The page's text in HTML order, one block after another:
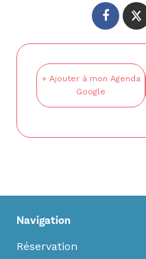
+ Ajouter à mon Agenda
Google
Navigation
Réservation